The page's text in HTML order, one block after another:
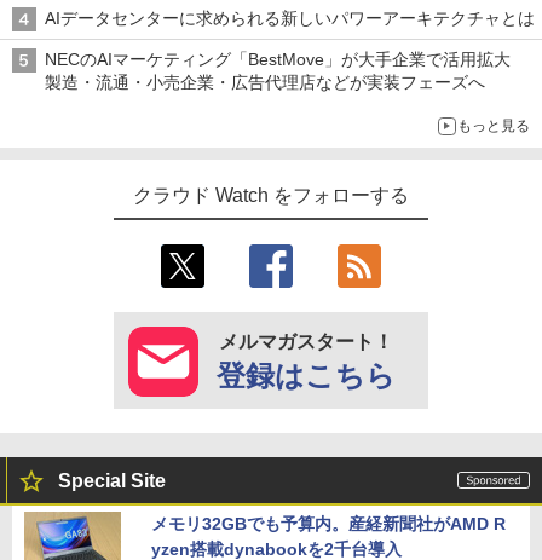
AIデータセンターに求められる新しいパワーアーキテクチャとは
NECのAIマーケティング「BestMove」が大手企業で活用拡大
製造・流通・小売企業・広告代理店などが実装フェーズへ
もっと見る
クラウド Watch をフォローする
メルマガスタート！
登録はこちら
Special Site
メモリ32GBでも予算内。産経新聞社がAMD R
yzen搭載dynabookを2千台導入